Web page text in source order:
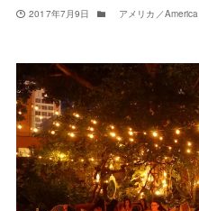
2017年7月9日 アメリカ／America